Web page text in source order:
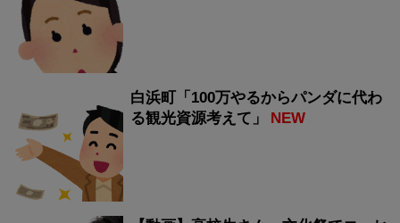
白浜町「100万やるからパンダに代わ
る観光資源考えて」
NEW